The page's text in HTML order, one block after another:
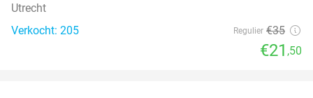
Utrecht
Verkocht: 205
Regulier €35
€21 ,50